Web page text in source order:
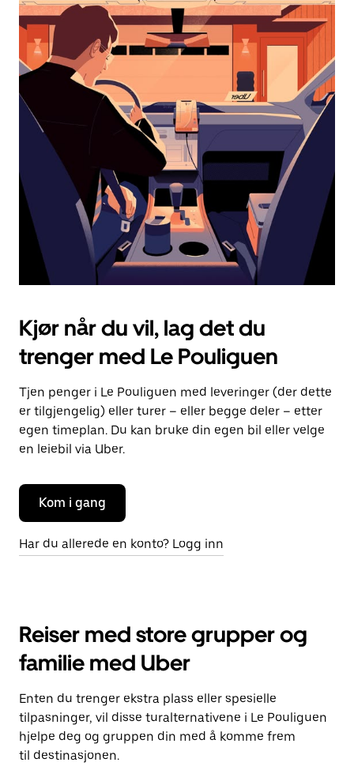
og
velge
dato.
Trykk
på
Esc-
knappen
kalenderen.
Kjør når du vil, lag det du
trenger med Le Pouliguen
Tjen penger i Le Pouliguen med leveringer (der dette
er tilgjengelig) eller turer – eller begge deler – etter
egen timeplan. Du kan bruke din egen bil eller velge
en leiebil via Uber.
Kom i gang
Har du allerede en konto? Logg inn
Reiser med store grupper og
familie med Uber
Enten du trenger ekstra plass eller spesielle
tilpasninger, vil disse turalternativene i Le Pouliguen
hjelpe deg og gruppen din med å komme frem
til destinasjonen.